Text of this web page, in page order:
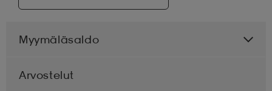
Myymäläsaldo
Arvostelut